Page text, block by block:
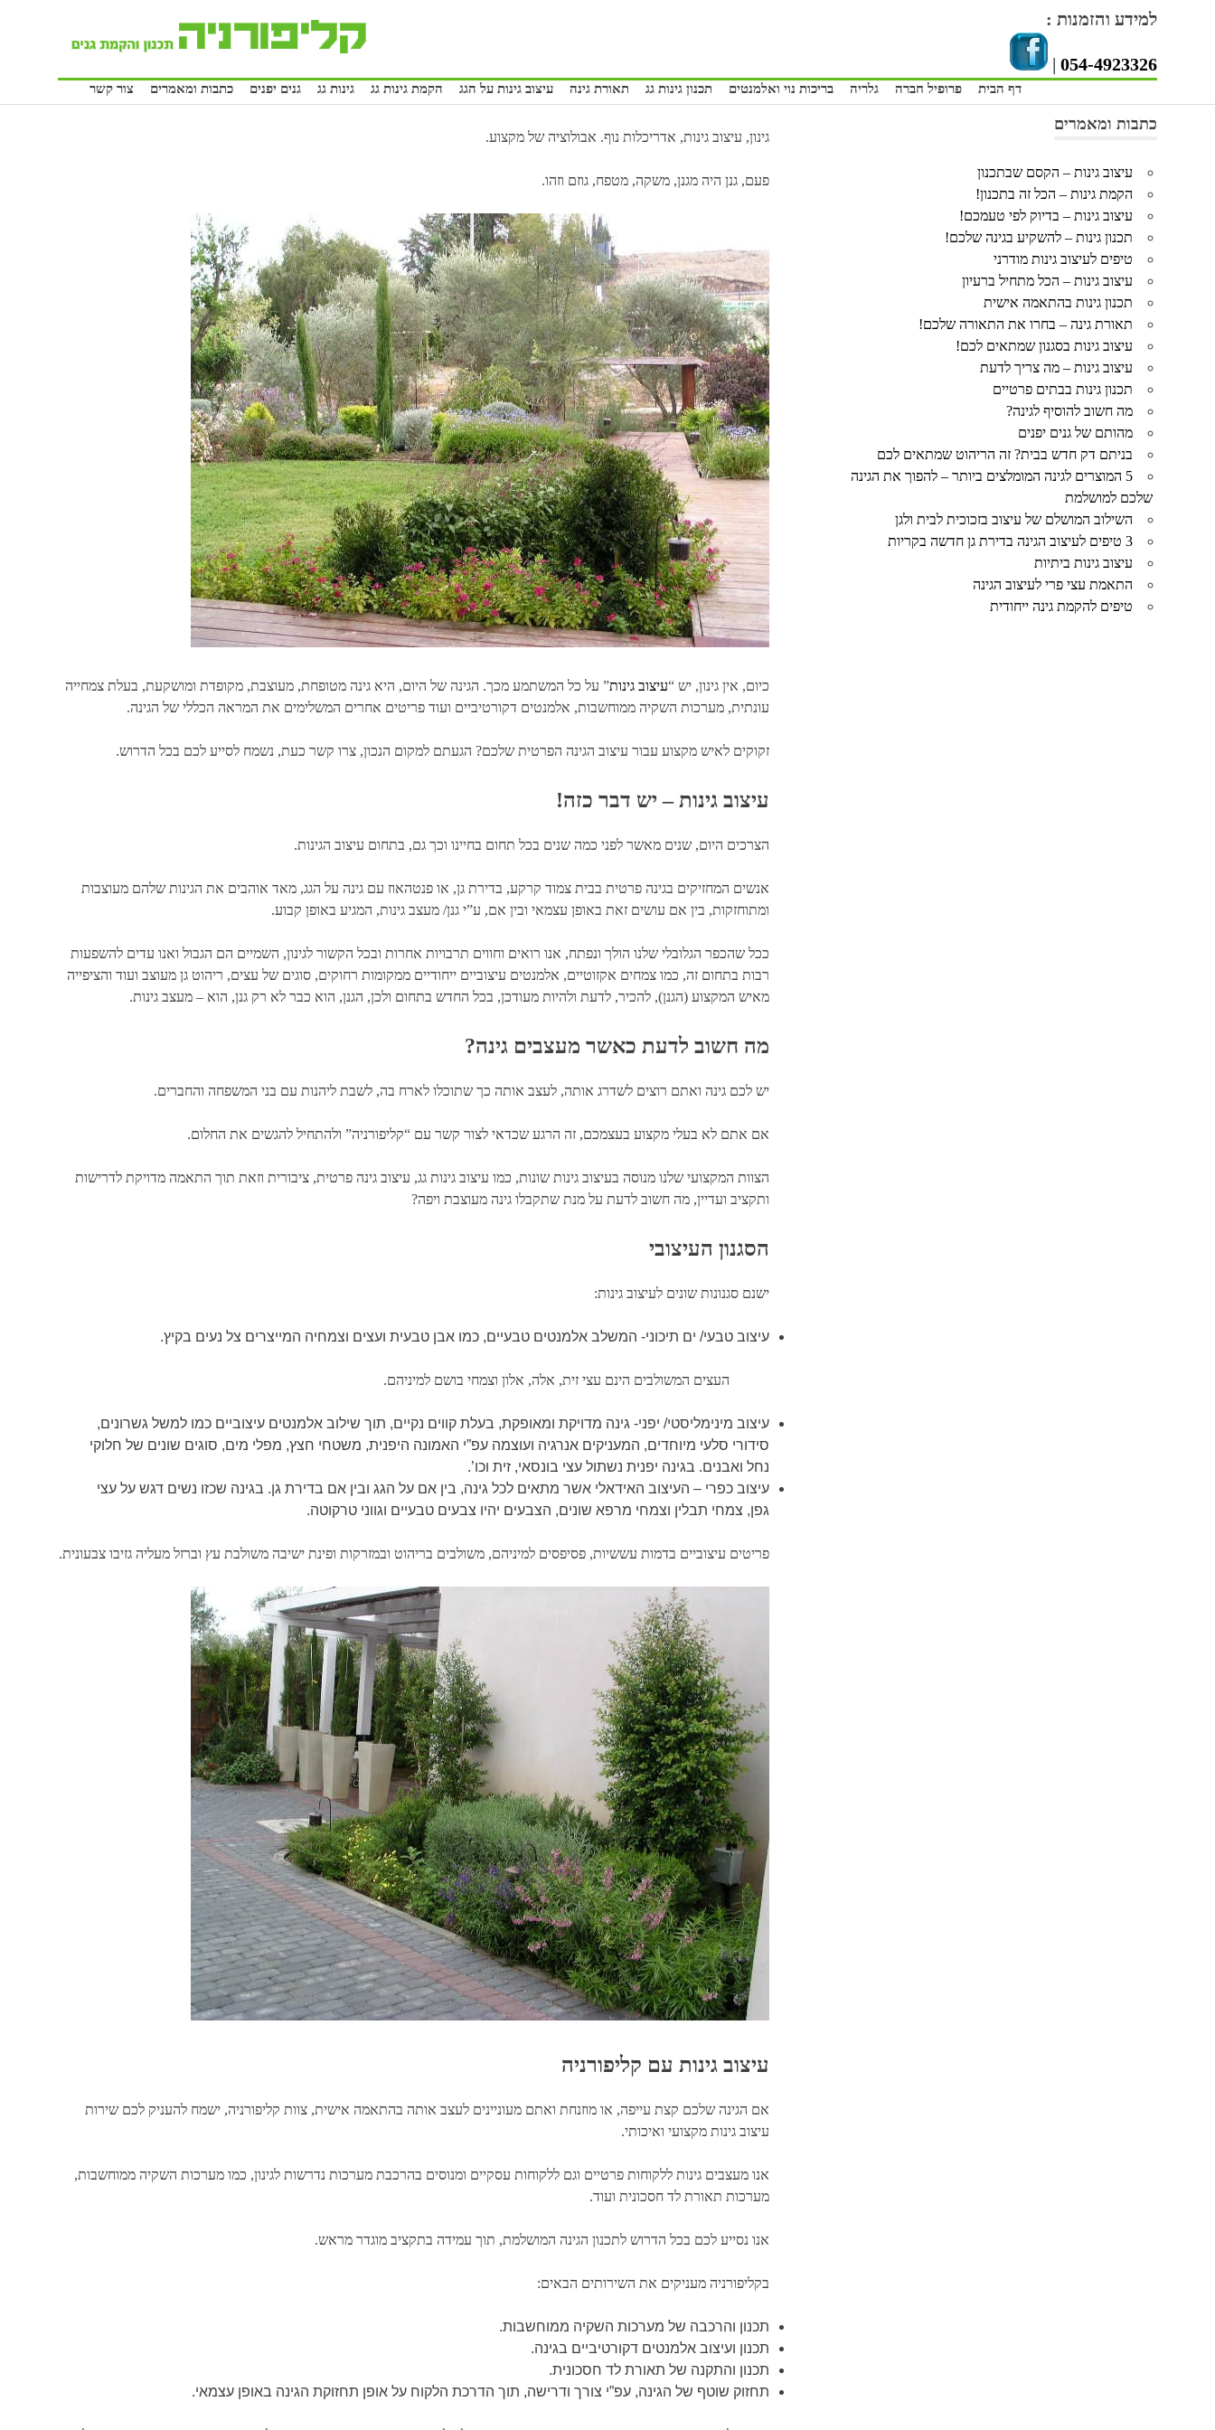
למידע והזמנות :
054-4923326
|
צור קשר כתבות ומאמרים גנים יפנים גינות גג הקמת גינות גג עיצוב גינות על הגג תאורת גינה תכנון גינות גג בריכות נוי ואלמנטים גלריה פרופיל חברה דף הבית
גינון, עיצוב גינות, אדריכלות נוף. אבולוציה של מקצוע.
פעם, גנן היה מגנן, משקה, מטפח, גוזם וזהו.
כיום, אין גינון, יש “עיצוב גינות” על כל המשתמע מכך. הגינה של היום, היא גינה מטופחת, מעוצבת, מקופדת ומושקעת, בעלת צמחייה
עונתית, מערכות השקיה ממוחשבות, אלמנטים דקורטיביים ועוד פריטים אחרים המשלימים את המראה הכללי של הגינה.
זקוקים לאיש מקצוע עבור עיצוב הגינה הפרטית שלכם? הגעתם למקום הנכון, צרו קשר כעת, נשמח לסייע לכם בכל הדרוש.
עיצוב גינות – יש דבר כזה!
הצרכים היום, שנים מאשר לפני כמה שנים בכל תחום בחיינו וכך גם, בתחום עיצוב הגינות.
אנשים המחזיקים בגינה פרטית בבית צמוד קרקע, בדירת גן, או פנטהאוז עם גינה על הגג, מאד אוהבים את הגינות שלהם מעוצבות
ומתוחזקות, בין אם עושים זאת באופן עצמאי ובין אם, ע”י גנן/ מעצב גינות, המגיע באופן קבוע.
ככל שהכפר הגלובלי שלנו הולך ונפתח, אנו רואים וחווים תרבויות אחרות ובכל הקשור לגינון, השמיים הם הגבול ואנו עדים להשפעות
רבות בתחום זה, כמו צמחים אקזוטיים, אלמנטים עיצוביים ייחודיים ממקומות רחוקים, סוגים של עצים, ריהוט גן מעוצב ועוד והציפייה
מאיש המקצוע (הגנן), להכיר, לדעת ולהיות מעודכן, בכל החדש בתחום ולכן, הגנן, הוא כבר לא רק גנן, הוא – מעצב גינות.
מה חשוב לדעת כאשר מעצבים גינה?
יש לכם גינה ואתם רוצים לשדרג אותה, לעצב אותה כך שתוכלו לארח בה, לשבת ליהנות עם בני המשפחה והחברים.
אם אתם לא בעלי מקצוע בעצמכם, זה הרגע שכדאי לצור קשר עם “קליפורניה” ולהתחיל להגשים את החלום.
הצוות המקצועי שלנו מנוסה בעיצוב גינות שונות, כמו עיצוב גינות גג, עיצוב גינה פרטית, ציבורית וזאת תוך התאמה מדויקת לדרישות
ותקציב ועדיין, מה חשוב לדעת על מנת שתקבלו גינה מעוצבת ויפה?
הסגנון העיצובי
ישנם סגנונות שונים לעיצוב גינות:
עיצוב טבעי/ ים תיכוני- המשלב אלמנטים טבעיים, כמו אבן טבעית ועצים וצמחיה המייצרים צל נעים בקיץ.
העצים המשולבים הינם עצי זית, אלה, אלון וצמחי בושם למיניהם.
עיצוב מינימליסטי/ יפני- גינה מדויקת ומאופקת, בעלת קווים נקיים, תוך שילוב אלמנטים עיצוביים כמו למשל גשרונים,
סידורי סלעי מיוחדים, המעניקים אנרגיה ועוצמה עפ”י האמונה היפנית, משטחי חצץ, מפלי מים, סוגים שונים של חלוקי
נחל ואבנים. בגינה יפנית נשתול עצי בונסאי, זית וכו’.
עיצוב כפרי – העיצוב האידאלי אשר מתאים לכל גינה, בין אם על הגג ובין אם בדירת גן. בגינה שכזו נשים דגש על עצי
גפן, צמחי תבלין וצמחי מרפא שונים, הצבעים יהיו צבעים טבעיים וגווני טרקוטה.
פריטים עיצוביים בדמות עששיות, פסיפסים למיניהם, משולבים בריהוט ובמזרקות ופינת ישיבה משולבת עץ וברזל מעליה גזיבו צבעונית.
עיצוב גינות עם קליפורניה
אם הגינה שלכם קצת עייפה, או מוזנחת ואתם מעוניינים לעצב אותה בהתאמה אישית, צוות קליפורניה, ישמח להעניק לכם שירות
עיצוב גינות מקצועי ואיכותי.
אנו מעצבים גינות ללקוחות פרטיים וגם ללקוחות עסקיים ומנוסים בהרכבת מערכות נדרשות לגינון, כמו מערכות השקיה ממוחשבות,
מערכות תאורת לד חסכונית ועוד.
אנו נסייע לכם בכל הדרוש לתכנון הגינה המושלמת, תוך עמידה בתקציב מוגדר מראש.
בקליפורניה מעניקים את השירותים הבאים:
תכנון והרכבה של מערכות השקיה ממוחשבות.
תכנון ועיצוב אלמנטים דקורטיביים בגינה.
תכנון והתקנה של תאורת לד חסכונית.
תחזוק שוטף של הגינה, עפ”י צורך ודרישה, תוך הדרכת הלקוח על אופן תחזוקת הגינה באופן עצמאי.
כתבות ומאמרים
עיצוב גינות – הקסם שבתכנון
הקמת גינות – הכל זה בתכנון!
עיצוב גינות – בדיוק לפי טעמכם!
תכנון גינות – להשקיע בגינה שלכם!
טיפים לעיצוב גינות מודרני
עיצוב גינות – הכל מתחיל ברעיון
תכנון גינות בהתאמה אישית
תאורת גינה – בחרו את התאורה שלכם!
עיצוב גינות בסגנון שמתאים לכם!
עיצוב גינות – מה צריך לדעת
תכנון גינות בבתים פרטיים
מה חשוב להוסיף לגינה?
מהותם של גנים יפנים
בניתם דק חדש בבית? זה הריהוט שמתאים לכם
5 המוצרים לגינה המומלצים ביותר – להפוך את הגינה
שלכם למושלמת
השילוב המושלם של עיצוב בזכוכית לבית ולגן
3 טיפים לעיצוב הגינה בדירת גן חדשה בקריות
עיצוב גינות ביתיות
התאמת עצי פרי לעיצוב הגינה
טיפים להקמת גינה ייחודית